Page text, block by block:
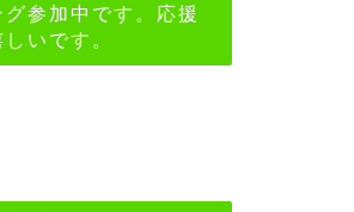
参加中です。応援
いです。